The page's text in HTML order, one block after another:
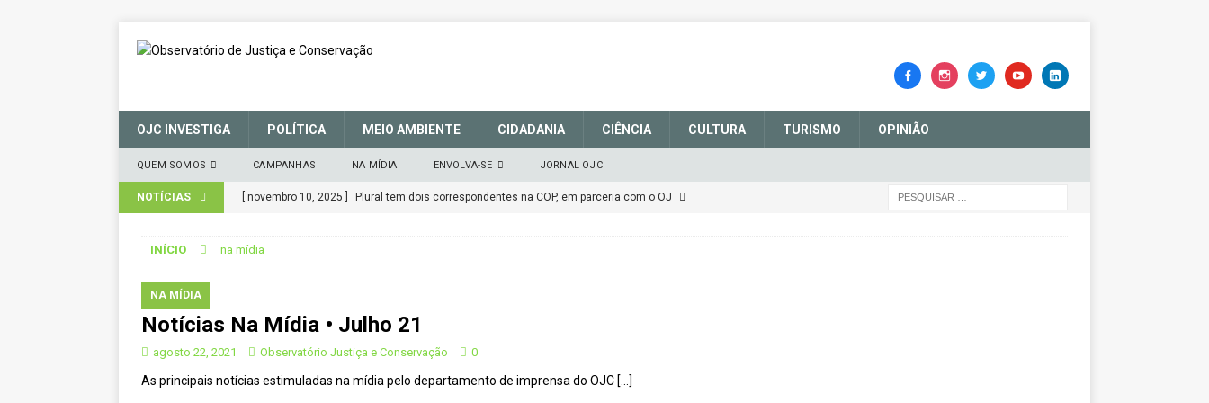
OJC INVESTIGA POLÍTICA MEIO AMBIENTE CIDADANIA CIÊNCIA CULTURA TURISMO OPINIÃO
QUEM SOMOS CAMPANHAS NA MÍDIA ENVOLVA-SE JORNAL OJC
NOTÍCIAS [ novembro 10, 2025 ] Plural tem dois correspondentes na COP, em parceria com o OJ
[ janeiro 22, 2025 ] Parceria fortalece a sinalização no Parque Nacional de São Joaquim
CIDADANIA
[ novembro 29, 2024 ] Nota de Atenção CIDADANIA
INÍCIO na mídia
NA MÍDIA
Notícias Na Mídia • Julho 21
agosto 22, 2021 Observatório Justiça e Conservação 0
As principais notícias estimuladas na mídia pelo departamento de imprensa do OJC […]